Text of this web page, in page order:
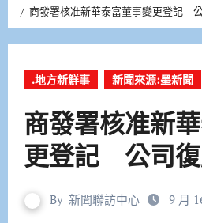
商發署核准新華泰富董事變更登記
.地方新鮮事 新聞來源:墨新聞
商發署核准新
更登記 公司
By 新聞聯訪中心 9 月